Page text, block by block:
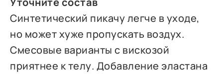
Синтетический пикачу легче в уходе,
но может хуже пропускать воздух.
Смесовые варианты с вискозой
приятнее к телу. Добавление эластана